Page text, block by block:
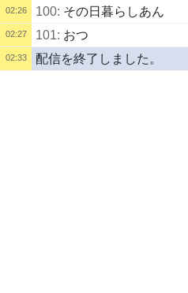
02:26 100: その日暮らしあん
02:27 101: おつ
02:33 配信を終了しました。